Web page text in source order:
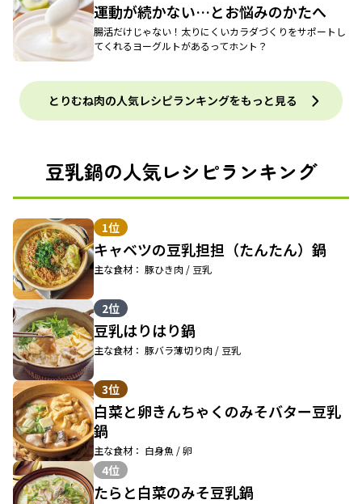
運動が続かない…とお悩みのかたへ
腸活だけじゃない！太りにくいカラダづくりをサポートし
てくれるヨーグルトがあるってホント？
とりむね肉の人気レシピランキングをもっと見る
豆乳鍋の人気レシピランキング
1位
キャベツの豆乳担担（たんたん）鍋
主な食材： 豚ひき肉 / 豆乳
2位
豆乳はりはり鍋
主な食材： 豚バラ薄切り肉 / 豆乳
3位
白菜と卵きんちゃくのみそバター豆乳
鍋
主な食材： 白身魚 / 卵
4位
たらと白菜のみそ豆乳鍋